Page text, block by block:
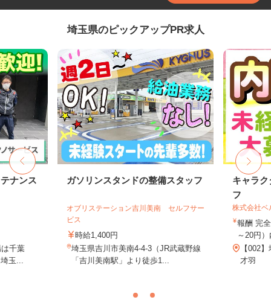
埼玉県のピックアップPR求人
ナンス
千葉
玉...
ガソリンスタンドの整備スタッフ
オブリステーション吉川美南 セルフサー
ビス
時給1,400円
埼玉県吉川市美南4-4-3（JR武蔵野線
「吉川美南駅」より徒歩1...
キャラ
フ
株式会社ベ
報酬 完
～20円
【002
才羽